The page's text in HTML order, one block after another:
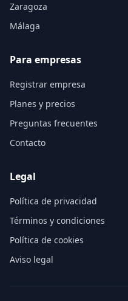
Zaragoza
Málaga
Para empresas
Registrar empresa
Planes y precios
Preguntas frecuentes
Contacto
Legal
Política de privacidad
Términos y condiciones
Política de cookies
Aviso legal